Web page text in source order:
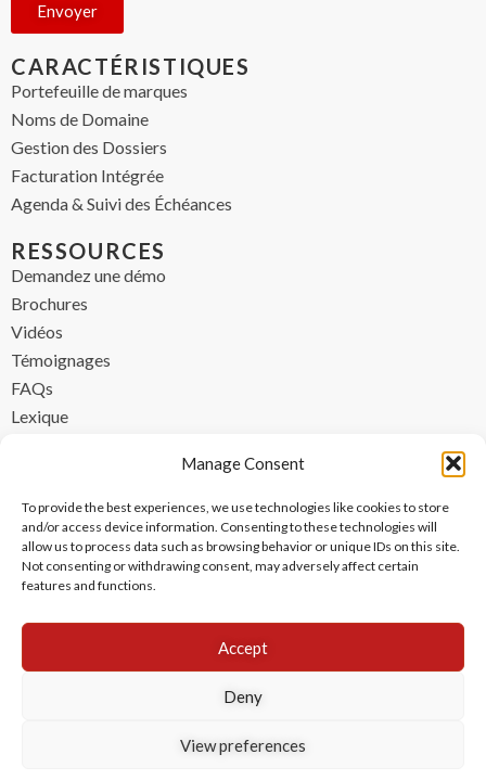
Manage Consent
To provide the best experiences, we use technologies like cookies to store
and/or access device information. Consenting to these technologies will
allow us to process data such as browsing behavior or unique IDs on this site.
Not consenting or withdrawing consent, may adversely affect certain
features and functions.
Accept
Deny
View preferences
CARACTÉRISTIQUES
Portefeuille de marques
Noms de Domaine
Gestion des Dossiers
Facturation Intégrée
Agenda & Suivi des Échéances
Envoyer
RESSOURCES
Demandez une démo
Brochures
Vidéos
Témoignages
FAQs
Lexique
FR +33 (0) 1 84 17 45 32
UK +44 (0) 203 445 0535